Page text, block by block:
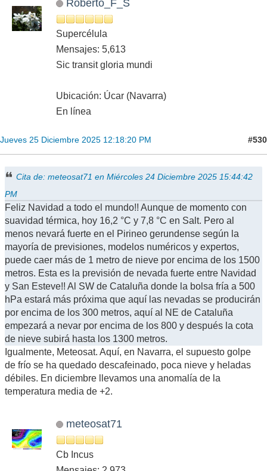
Roberto_F_S
Supercélula
Mensajes: 5,613
Sic transit gloria mundi
Ubicación: Úcar (Navarra)
En línea
Jueves 25 Diciembre 2025 12:18:20 PM #530
Cita de: meteosat71 en Miércoles 24 Diciembre 2025 15:44:42
PM
Feliz Navidad a todo el mundo!! Aunque de momento con
suavidad térmica, hoy 16,2 °C y 7,8 °C en Salt. Pero al
menos nevará fuerte en el Pirineo gerundense según la
mayoría de previsiones, modelos numéricos y expertos,
puede caer más de 1 metro de nieve por encima de los 1500
metros. Esta es la previsión de nevada fuerte entre Navidad
y San Esteve!! Al SW de Cataluña donde la bolsa fría a 500
hPa estará más próxima que aquí las nevadas se producirán
por encima de los 300 metros, aquí al NE de Cataluña
empezará a nevar por encima de los 800 y después la cota
de nieve subirá hasta los 1300 metros.
Igualmente, Meteosat. Aquí, en Navarra, el supuesto golpe
de frío se ha quedado descafeinado, poca nieve y heladas
débiles. En diciembre llevamos una anomalía de la
temperatura media de +2.
meteosat71
Cb Incus